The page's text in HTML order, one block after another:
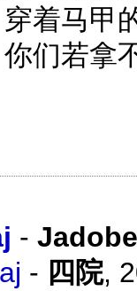
穿着马甲
们若拿
-
- 四院,